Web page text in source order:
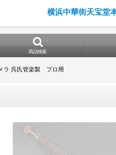
横浜中華街天宝堂
商品検索
ラ 呉氏管楽製 プロ用